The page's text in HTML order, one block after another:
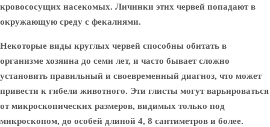
кровососущих насекомых. Личинки этих червей попадают в
окружающую среду с фекалиями.
Некоторые виды круглых червей способны обитать в
организме хозяина до семи лет, и часто бывает сложно
установить правильный и своевременный диагноз, что может
привести к гибели животного. Эти глисты могут варьироваться
от микроскопических размеров, видимых только под
микроскопом, до особей длиной 4, 8 сантиметров и более.